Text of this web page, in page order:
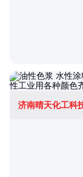
济南晴天化工科